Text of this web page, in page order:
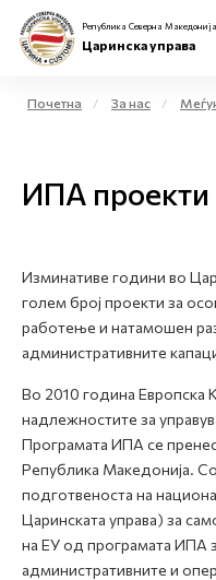
Физички лица
Бизнис заедница
Е-Царина
Контакт
Република Северна Македонија
Царинска управа
Почетна За нас
ИПА проекти
Изминативе години во
голем број проекти за
работење и натамошен
административните
Во 2010 година Европска
надлежностите за
Програмата ИПА се
Република Македонија.
подготвеноста на
Царинската управа) за
на ЕУ од програмата ИПА
административните и